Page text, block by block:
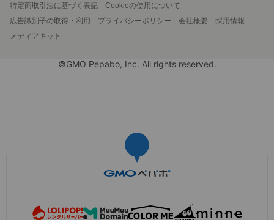
特定商取引法に基づく表記
Cookieの使用について
広告識別子の取得・利用
プライバシーポリシー 会社概要
採用情報
メディアキット
©GMO Pepabo, Inc. All rights reserved.